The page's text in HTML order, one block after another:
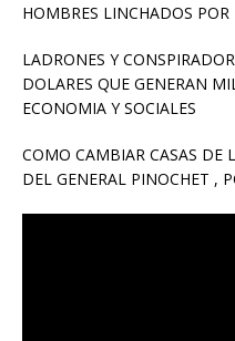
HOMBRES LINCHADOS
LADRONES Y
DOLARES QUE GENERAN
ECONOMIA Y SOCIALES
COMO CAMBIAR CASAS DE
DEL GENERAL PINOCHET ,